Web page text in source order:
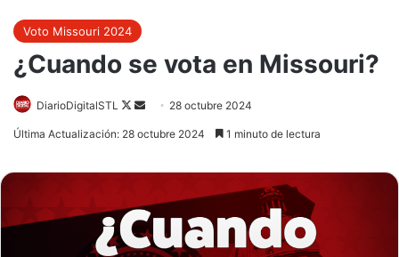
Voto Missouri 2024
¿Cuando se vota en Missouri?
DiarioDigitalSTL
Follow
Send 28 octubre 2024
Última Actualización: 28 octubre 2024 1 minuto de lectura